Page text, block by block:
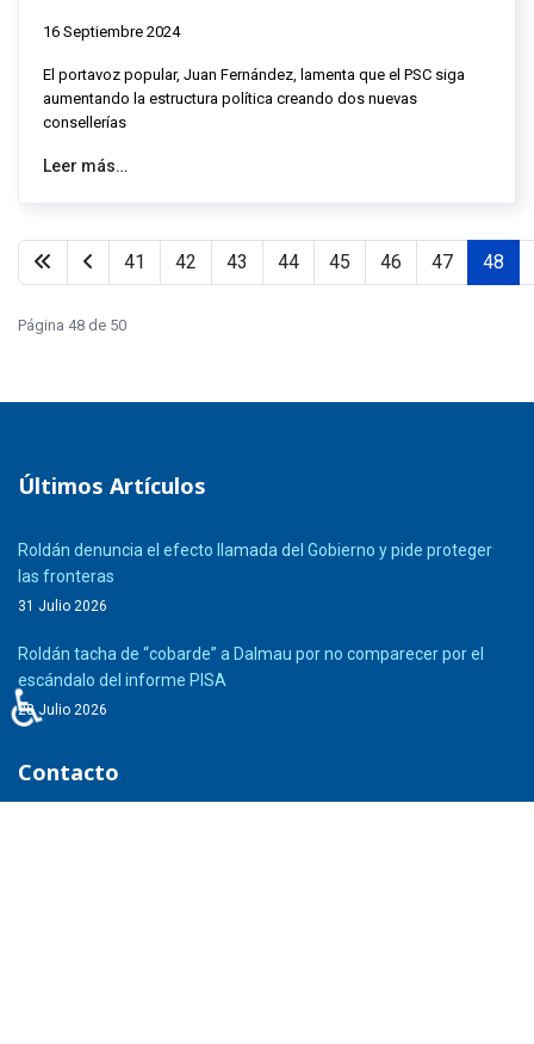
16 Septiembre 2024
El portavoz popular, Juan Fernández, lamenta que el PSC siga
aumentando la estructura política creando dos nuevas
consellerías
Leer más…
41 42 43 44 45 46 47 48
Página 48 de 50
Últimos Artículos
Roldán denuncia el efecto llamada del Gobierno y pide proteger
las fronteras
31 Julio 2026
Roldán tacha de “cobarde” a Dalmau por no comparecer por el
escándalo del informe PISA
28 Julio 2026
Contacto